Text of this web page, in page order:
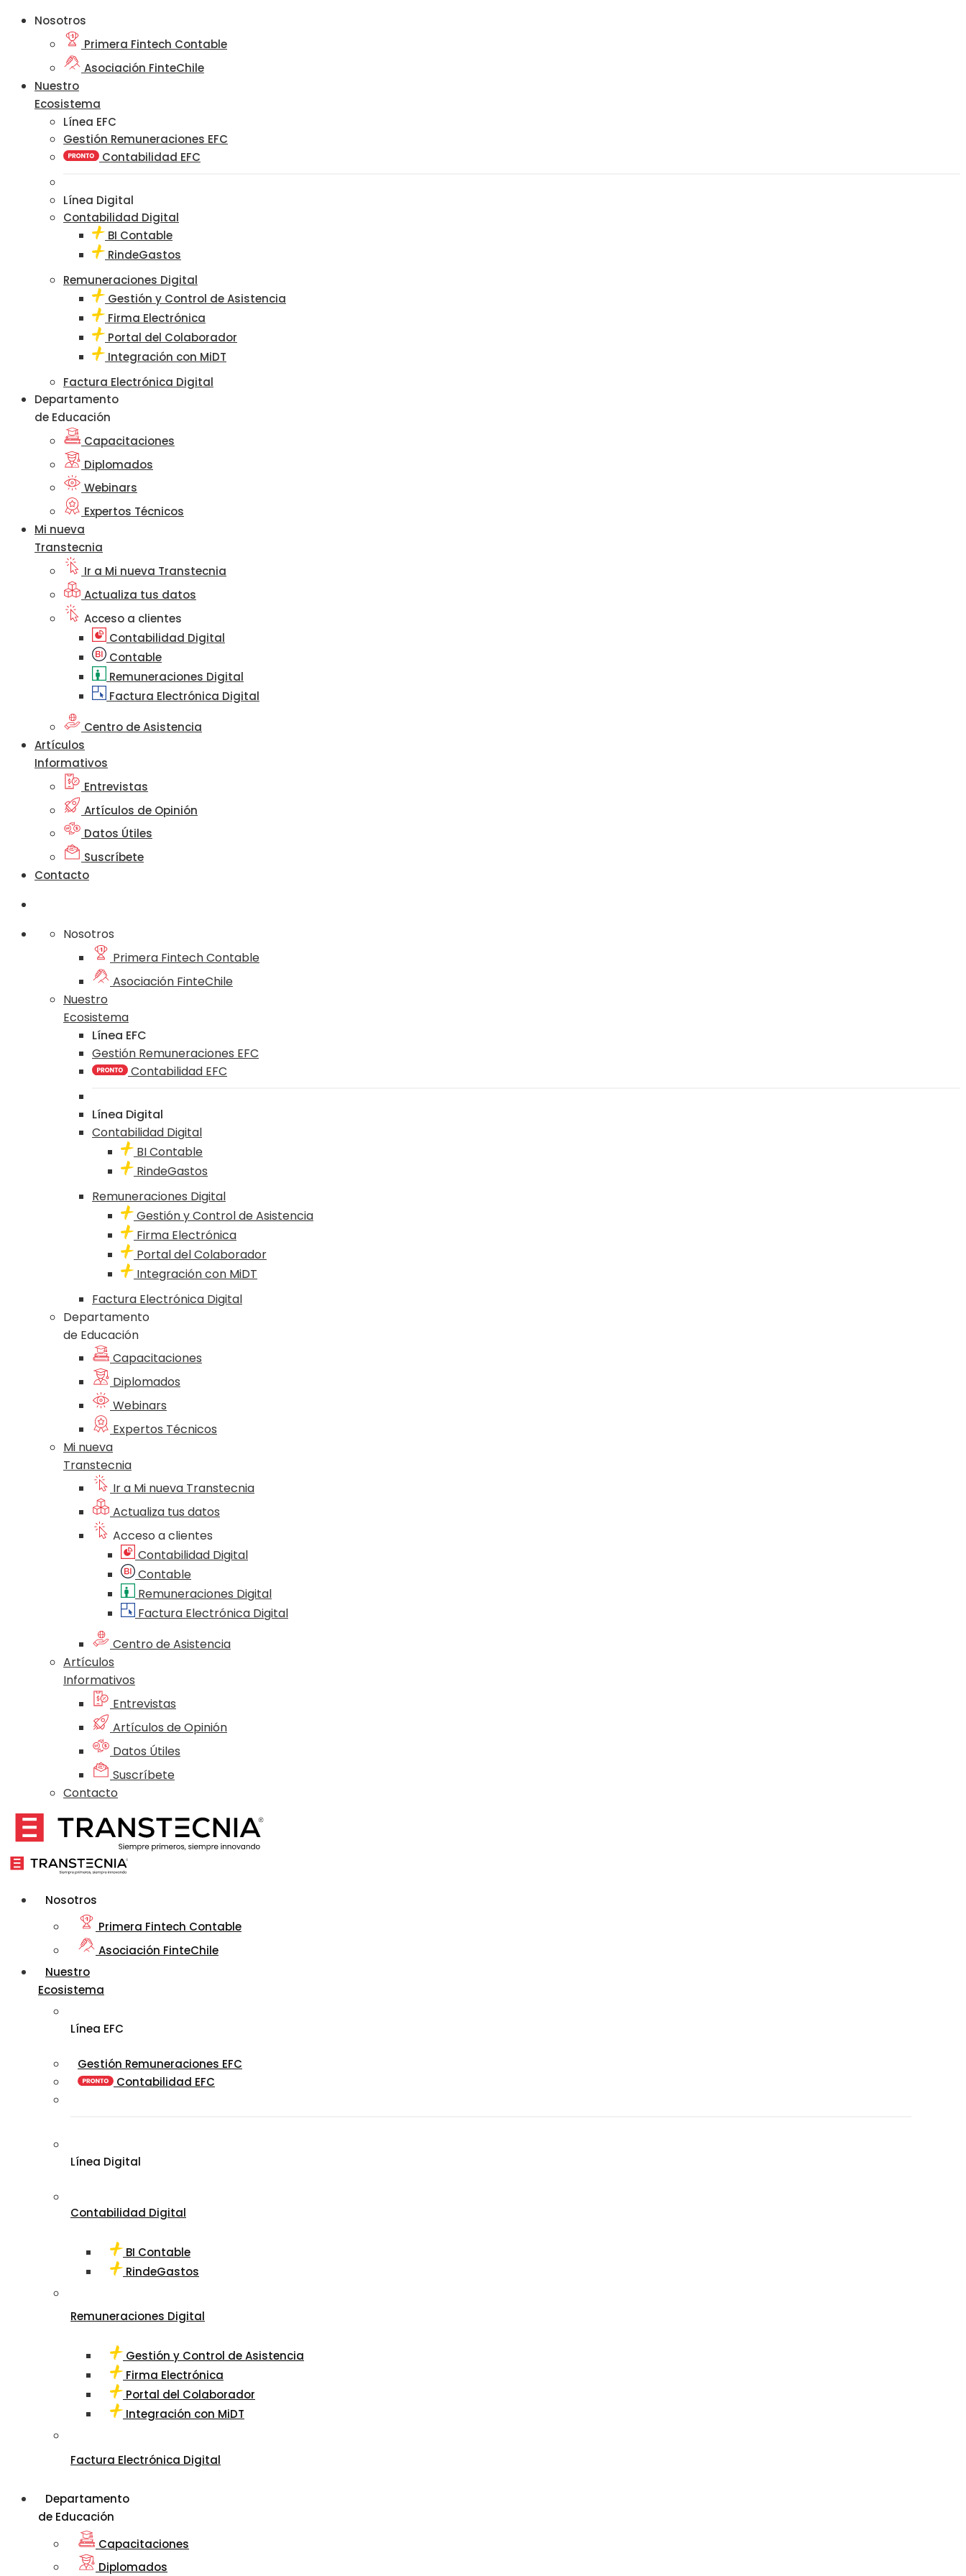
Nosotros
Primera Fintech Contable
Asociación FinteChile
Nuestro
Ecosistema
Línea EFC
Gestión Remuneraciones EFC
Contabilidad EFC
Línea Digital
Contabilidad Digital
BI Contable
RindeGastos
Remuneraciones Digital
Gestión y Control de Asistencia
Firma Electrónica
Portal del Colaborador
Integración con MiDT
Factura Electrónica Digital
Departamento
de Educación
Capacitaciones
Diplomados
Webinars
Expertos Técnicos
Mi nueva
Transtecnia
Ir a Mi nueva Transtecnia
Actualiza tus datos
Acceso a clientes
Contabilidad Digital
Contable
Remuneraciones Digital
Factura Electrónica Digital
Centro de Asistencia
Artículos
Informativos
Entrevistas
Artículos de Opinión
Datos Útiles
Suscríbete
Contacto
Nosotros
Primera Fintech Contable
Asociación FinteChile
Nuestro
Ecosistema
Línea EFC
Gestión Remuneraciones EFC
Contabilidad EFC
Línea Digital
Contabilidad Digital
BI Contable
RindeGastos
Remuneraciones Digital
Gestión y Control de Asistencia
Firma Electrónica
Portal del Colaborador
Integración con MiDT
Factura Electrónica Digital
Departamento
de Educación
Capacitaciones
Diplomados
Webinars
Expertos Técnicos
Mi nueva
Transtecnia
Ir a Mi nueva Transtecnia
Actualiza tus datos
Acceso a clientes
Contabilidad Digital
Contable
Remuneraciones Digital
Factura Electrónica Digital
Centro de Asistencia
Artículos
Informativos
Entrevistas
Artículos de Opinión
Datos Útiles
Suscríbete
Contacto
Nosotros
Primera Fintech Contable
Asociación FinteChile
Nuestro
Ecosistema
Línea EFC
Gestión Remuneraciones EFC
Contabilidad EFC
Línea Digital
Contabilidad Digital
BI Contable
RindeGastos
Remuneraciones Digital
Gestión y Control de Asistencia
Firma Electrónica
Portal del Colaborador
Integración con MiDT
Factura Electrónica Digital
Departamento
de Educación
Capacitaciones
Diplomados